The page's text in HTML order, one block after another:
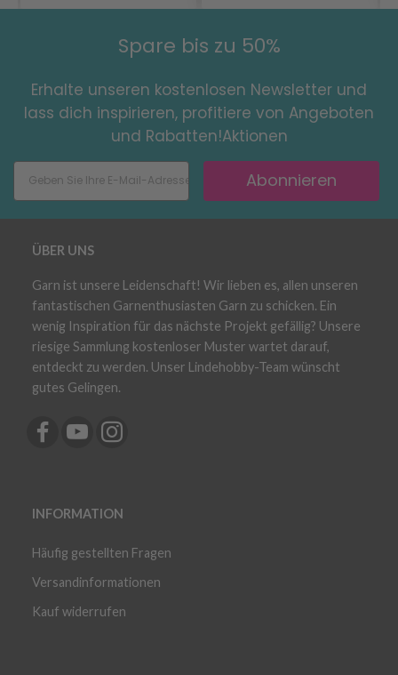
Spare bis zu 50%
Erhalte unseren kostenlosen Newsletter und
lass dich inspirieren, profitiere von Angeboten
und Rabatten!Aktionen
Abonnieren
ÜBER UNS
Garn ist unsere Leidenschaft! Wir lieben es, allen unseren
fantastischen Garnenthusiasten Garn zu schicken. Ein
wenig Inspiration für das nächste Projekt gefällig? Unsere
riesige Sammlung kostenloser Muster wartet darauf,
entdeckt zu werden. Unser Lindehobby-Team wünscht
gutes Gelingen.
INFORMATION
Häufig gestellten Fragen
Versandinformationen
Kauf widerrufen